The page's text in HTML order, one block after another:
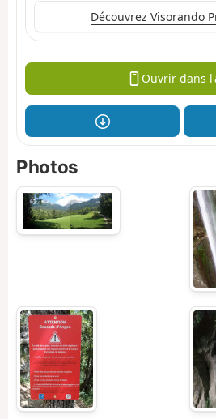
Découvrez Visorando
Ouvrir dans
Photos